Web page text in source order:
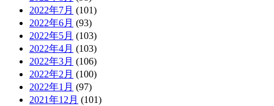
2022年7月 (101)
2022年6月 (93)
2022年5月 (103)
2022年4月 (103)
2022年3月 (106)
2022年2月 (100)
2022年1月 (97)
2021年12月 (101)